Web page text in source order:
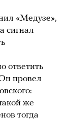
«Медузе»,
сигнал
ответить
провел
же
тогда